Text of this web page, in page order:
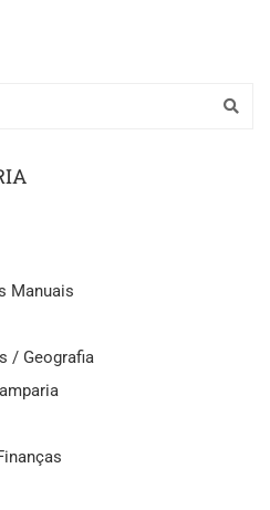
Manuais
/ Geografia